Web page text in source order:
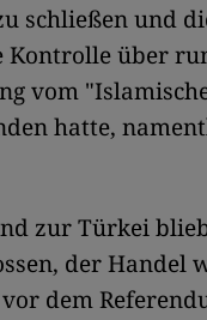
schließen und
über
vom
hatte,
zur Türkei
der Handel
dem